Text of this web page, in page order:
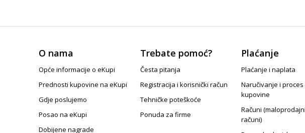
O nama
Opće informacije o eKupi
Prednosti kupovine na eKupi
Gdje poslujemo
Posao na eKupi
Dobijene nagrade
Trebate pomoć?
Česta pitanja
Registracija i korisnički račun
Tehničke poteškoće
Ponuda za firme
Plaćanje
Plaćanje i naplata
Naručivanje i proces
kupovine
Računi
računi)